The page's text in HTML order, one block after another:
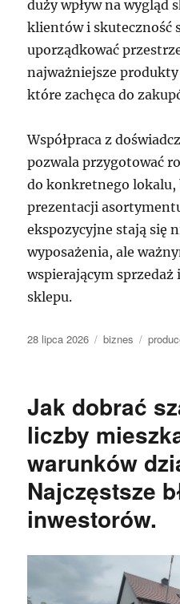
duży wpływ na wygląd
klientów i skuteczność
uporządkować
najważniejsze
które zachęca do
Współpraca z
pozwala przygotować
do konkretnego lokalu,
prezentacji
ekspozycyjne stają się
wyposażenia, ale
wspierającym
sklepu.
Data
28 lipca 2026 Kategorie
biznes Tagi
Jak dobrać
liczby
warunków
Najczęstsze
inwestorów.